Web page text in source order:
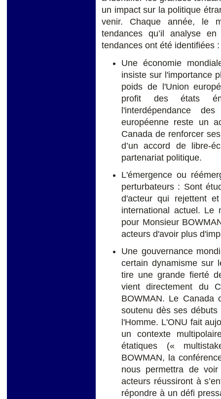
un impact sur la politique
venir. Chaque année, le
tendances qu’il analyse
tendances ont été identifiées :
Une économie
insiste sur l'importance
poids de l'Union
profit des états
l'interdépendance
européenne reste un
Canada de renforcer
d’un accord de libre-
partenariat politique.
L'émergence ou
perturbateurs : Sont
d'acteur qui rejettent
international actuel. Le
pour Monsieur
acteurs d'avoir plus
Une gouvernance
certain dynamisme sur
tire une grande fierté
vient directement du
BOWMAN. Le Canada
soutenu dès ses
l'Homme. L'ONU fait
un contexte
étatiques («
BOWMAN, la
nous permettra de
acteurs réussiront à
répondre à un défi